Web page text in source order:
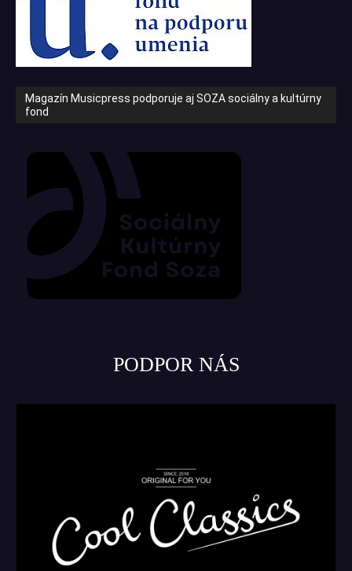
Magazín Musicpress podporuje aj SOZA sociálny a kultúrny
fond
PODPOR NÁS